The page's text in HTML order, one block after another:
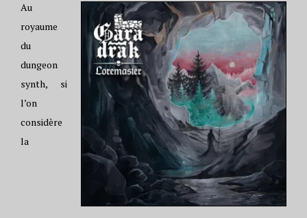
Au
royaume
du
dungeon
synth, si
l’on
considère
la